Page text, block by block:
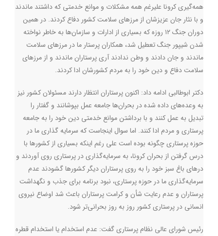
همه‌گیری کرونا علیرغم همه مشکلات و موانع خدمتی که داشتند ماندند
و با نثار جان عزیزشان از مرزهای سلامت کشور دفاع کردند. در همین
دوران جنگ ۱۲ روزه که بسیاری از ادارات و سازمان‌ها به خاطر نواخته
شدن شیپور جنگ تعطیل شد، همکاران پرستار ما در مرزهای سلامت
ماندند و جان دادند و وطن ندادند آری پرستاران ماندند و از مرزهای
سلامت دفاع و دین خود را به مردم کشورشان ادا کردند.
دکتر ابوطالبی ادامه داد: اکنون پرستاران انتظار دارند مسئولان کشور نیز
به وعده‌های داده شده در بحران‌ها جامعه عمل بپوشانند و گفتار را
تبدیل به عمل کنند و با برداشتن موانع خدمتی دین خود را به جامعه
پرستاری و مردم ادا کنند. اما سوال اینجاست که سرمایه گذاری ما در
حوزه پرستاری چگونه بوده است علی رغم اینکه بسیاری از کشورها با
درس گرفتن از بحران کرونا، به سرمایه‌گذاری در پرستاری روی آوردند و
درهای باغ سبز خود را به روی پرستاران دیگر کشورها گشودند عدم
سرمایه‌گذاری ما در حوزه پرستاری، نبود برنامه برای جذب و نگهداشت
پرستاران و عدم رعایت شأن و کرامت پرستاران باعث شد اوضاع نیروی
انسانی در پرستاری کشور روز به روز بحرانی‌تر شود.
رئیس شورای عالی نظام پرستاری گفت: عدم استخدام یا استخدام قطره